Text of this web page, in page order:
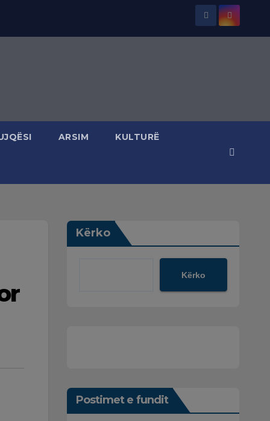
ARSIM KULTURË
Kërko
Kërko
Postimet e fundit